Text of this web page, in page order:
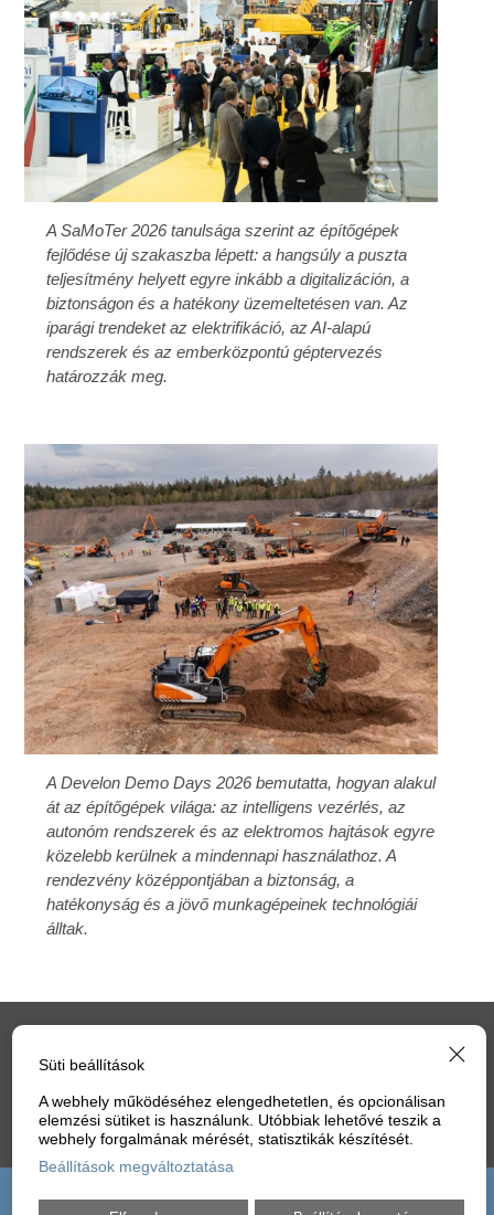
A SaMoTer 2026 tanulsága szerint az építőgépek
fejlődése új szakaszba lépett: a hangsúly a puszta
teljesítmény helyett egyre inkább a digitalizáción, a
biztonságon és a hatékony üzemeltetésen van. Az
iparági trendeket az elektrifikáció, az AI-alapú
rendszerek és az emberközpontú géptervezés
határozzák meg.
A Develon Demo Days 2026 bemutatta, hogyan alakul
át az építőgépek világa: az intelligens vezérlés, az
autonóm rendszerek és az elektromos hajtások egyre
közelebb kerülnek a mindennapi használathoz. A
rendezvény középpontjában a biztonság, a
hatékonyság és a jövő munkagépeinek technológiái
álltak.
IMPRESSZUM
ADATVÉDELEM
HOZZÁSZÓLÁSI SZABÁLYZAT
SÜTI
BEÁLLÍTÁSOK
Süti beállítások
A webhely működéséhez elengedhetetlen, és opcionálisan
elemzési sütiket is használunk. Utóbbiak lehetővé teszik a
webhely forgalmának mérését, statisztikák készítését.
Beállítások megváltoztatása